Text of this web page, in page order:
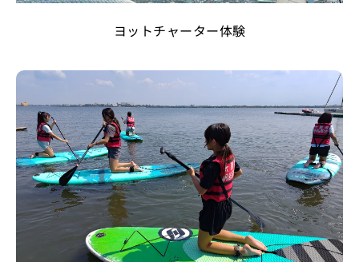
ヨットチャーター体験